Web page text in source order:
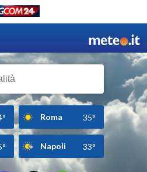
Roma 35°
Napoli 33°